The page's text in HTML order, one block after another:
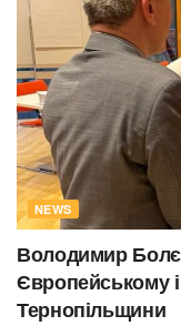
NEWS
Володимир
Європейському
Тернопільщини